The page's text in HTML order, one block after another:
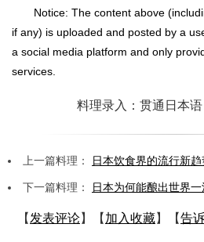
Notice: The content above
if any) is uploaded and posted by a
a social media platform and only
services.
料理录入：贯通日本
上一篇料理： 日本饮食界的流行新趋
下一篇料理： 日本为何能酿出世界
【 发表评论】【 加入收藏】【告